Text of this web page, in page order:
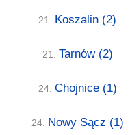
21. Koszalin (2)
21. Tarnów (2)
24. Chojnice (1)
24. Nowy Sącz (1)